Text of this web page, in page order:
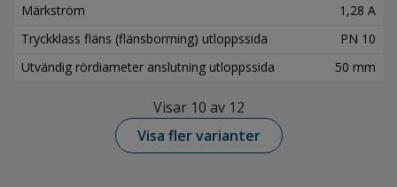
Märkström
1,28 A
Tryckklass fläns (flänsborrning) utloppssida
PN 10
Utvändig rördiameter anslutning utloppssida
50 mm
Visar 10 av 12
Visa fler varianter